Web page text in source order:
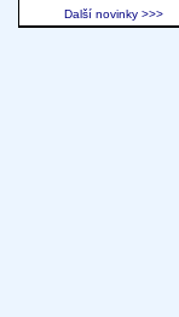
Další novinky >>>